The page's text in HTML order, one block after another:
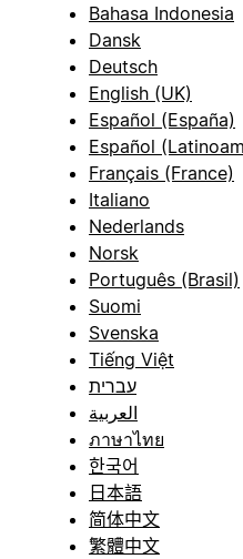
Bahasa Indonesia
Dansk
Deutsch
English (UK)
Español (España)
Español
Français (France)
Italiano
Nederlands
Norsk
Português (Brasil)
Suomi
Svenska
Tiếng Việt
עברית
العربية
ภาษาไทย
한국어
日本語
简体中文
繁體中文